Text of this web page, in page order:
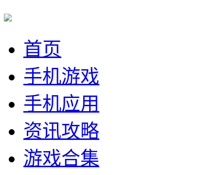
首页
手机游戏
手机应用
资讯攻略
游戏合集